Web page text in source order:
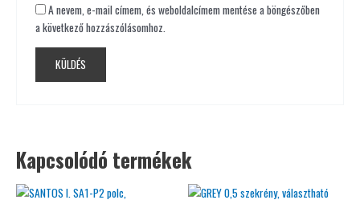
A nevem, e-mail címem, és weboldalcímem mentése a böngészőben
a következő hozzászólásomhoz.
Kapcsolódó termékek